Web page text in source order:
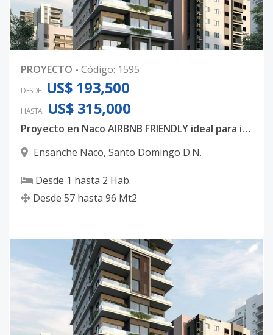
PROYECTO - Código: 1595
DESDE US$ 193,500
HASTA US$ 315,000
Proyecto en Naco AIRBNB FRIENDLY ideal para inversión.
Ensanche Naco, Santo Domingo D.N.
Desde 1 hasta 2 Hab.
Desde 57 hasta 96 Mt2